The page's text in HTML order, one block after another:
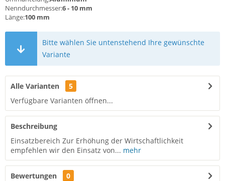
Nenndurchmesser:6 - 10 mm
Länge:100 mm
Bitte wählen Sie untenstehend Ihre gewünschte
Variante
Alle Varianten
5
Verfügbare Varianten öffnen...
Beschreibung
Einsatzbereich Zur Erhöhung der Wirtschaftlichkeit
empfehlen wir den Einsatz von... mehr
Bewertungen
0